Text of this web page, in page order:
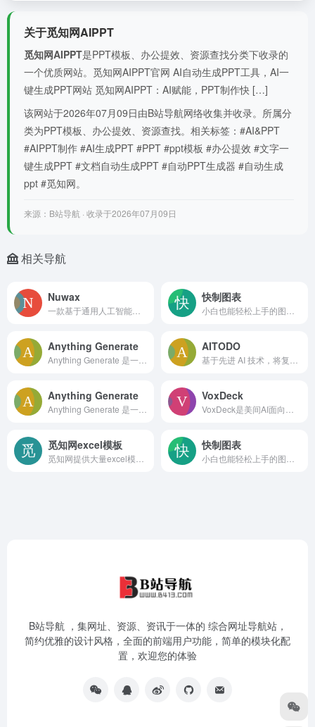
关于觅知网AIPPT
觅知网AIPPT是PPT模板、办公提效、资源查找分类下收录的
一个优质网站。觅知网AIPPT官网 AI自动生成PPT工具，AI一
键生成PPT网站 觅知网AIPPT：AI赋能，PPT制作快 […]
该网站于2026年07月09日由B站导航网络收集并收录。所属分
类为PPT模板、办公提效、资源查找。相关标签：#AI&PPT
#AIPPT制作 #AI生成PPT #PPT #ppt模板 #办公提效 #文字一
键生成PPT #文档自动生成PPT #自动PPT生成器 #自动生成
ppt #觅知网。
来源：B站导航 · 收录于2026年07月09日
相关导航
Nuwax 快制图表
Anything Generate AITODO
Anything Generate VoxDeck
觅知网excel模板 快制图表
B站导航 ，集网址、资源、资讯于一体的 综合网址导航站，
简约优雅的设计风格，全面的前端用户功能，简单的模块化配
置，欢迎您的体验